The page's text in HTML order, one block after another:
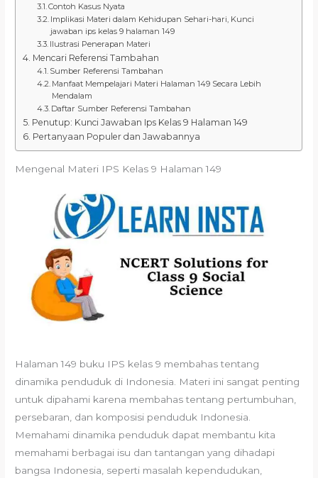
Contoh Kasus Nyata
Implikasi Materi dalam Kehidupan Sehari-hari, Kunci
jawaban ips kelas 9 halaman 149
Ilustrasi Penerapan Materi
Mencari Referensi Tambahan
Sumber Referensi Tambahan
Manfaat Mempelajari Materi Halaman 149 Secara Lebih
Mendalam
Daftar Sumber Referensi Tambahan
Penutup: Kunci Jawaban Ips Kelas 9 Halaman 149
Pertanyaan Populer dan Jawabannya
Mengenal Materi IPS Kelas 9 Halaman 149
Halaman 149 buku IPS kelas 9 membahas tentang
dinamika penduduk di Indonesia. Materi ini sangat penting
untuk dipahami karena membahas tentang pertumbuhan,
persebaran, dan komposisi penduduk Indonesia.
Memahami dinamika penduduk dapat membantu kita
memahami berbagai isu dan tantangan yang dihadapi
bangsa Indonesia, seperti masalah kependudukan,